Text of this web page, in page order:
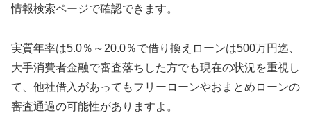
情報検索ページで確認できます。
実質年率は5.0％～20.0％で借り換えローンは500万円迄、
大手消費者金融で審査落ちした方でも現在の状況を重視し
て、他社借入があってもフリーローンやおまとめローンの
審査通過の可能性がありますよ。